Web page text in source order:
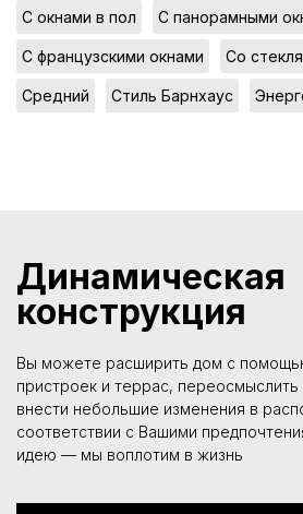
С окнами в пол С панорамными
С французскими окнами Со
Средний Стиль Барнхаус
Динамическая
конструкция
Вы можете расширить дом с
пристроек и террас, переосмыслить
внести небольшие изменения в
соответствии с Вашими
идею — мы воплотим в жизнь